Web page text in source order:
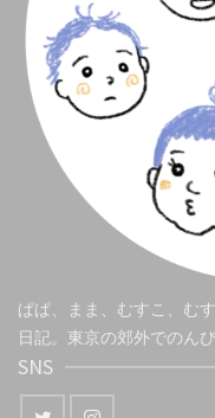
ぱぱ、まま、むすこ、む
日記。東京の郊外でのん
SNS